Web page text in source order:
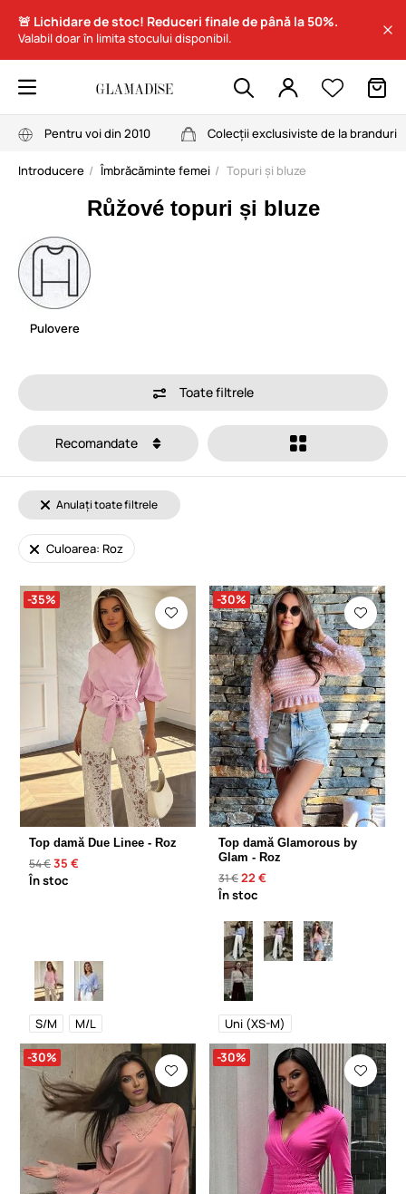
🚨 Lichidare de stoc! Reduceri finale de până la 50%.
Valabil doar în limita stocului disponibil.
Pentru voi din 2010 Colecții exclusiviste de la branduri
Introducere Îmbrăcăminte femei Topuri și bluze
Růžové topuri și bluze
Pulovere
Toate filtrele
Recomandate
Anulați toate filtrele
Culoarea: Roz
-35%
Top damă Due Linee - Roz
54 €35 €
În stoc
S/M M/L
-30%
Top damă Glamorous by
Glam - Roz
31 €22 €
În stoc
Uni (XS-M)
-30% -30%